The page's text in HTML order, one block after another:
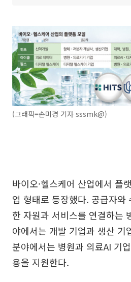
(그래픽=손미경 기자 sssmk@)
바이오·헬스케어 산업에서 플
업 형태로 등장했다. 공급자와
한 자원과 서비스를 연결하는
야에서는 개발 기업과 생산 기
분야에서는 병원과 의료AI 기
용을 지원한다.